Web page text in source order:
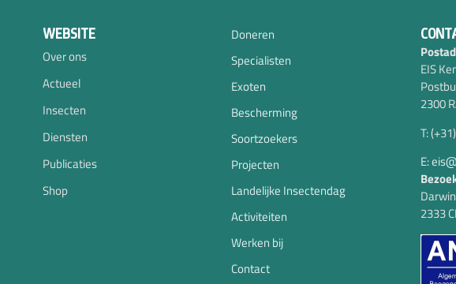
WEBSITE
Over ons
Actueel
Insecten
Diensten
Publicaties
Shop
Doneren
Specialisten
Exoten
Bescherming
Soortzoekers
Projecten
Landelijke Insectendag
Activiteiten
Werken bij
Contact
EIS
2300
T:
E:
2333